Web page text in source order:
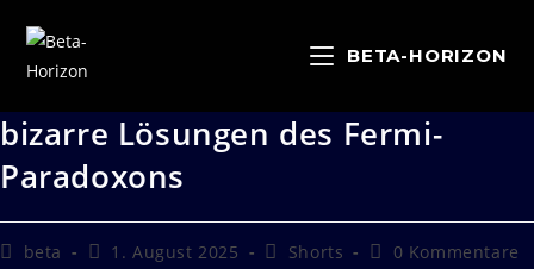
BETA-HORIZON
bizarre Lösungen des Fermi-
Paradoxons
beta 1. August 2025 Shorts 0 Kommentare